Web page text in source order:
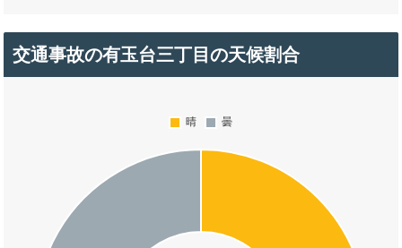
交通事故の有玉台三丁目の天候割合